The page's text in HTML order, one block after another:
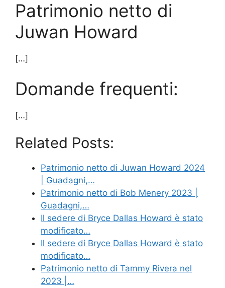
Patrimonio netto di
Juwan Howard
[…]
Domande frequenti:
[…]
Related Posts:
Patrimonio netto di Juwan Howard 2024
| Guadagni,…
Patrimonio netto di Bob Menery 2023 |
Guadagni,…
Il sedere di Bryce Dallas Howard è stato
modificato…
Il sedere di Bryce Dallas Howard è stato
modificato…
Patrimonio netto di Tammy Rivera nel
2023 |…